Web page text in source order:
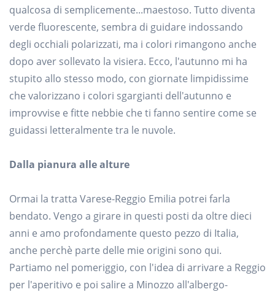
qualcosa di semplicemente...maestoso. Tutto diventa
verde fluorescente, sembra di guidare indossando
degli occhiali polarizzati, ma i colori rimangono anche
dopo aver sollevato la visiera. Ecco, l'autunno mi ha
stupito allo stesso modo, con giornate limpidissime
che valorizzano i colori sgargianti dell'autunno e
improvvise e fitte nebbie che ti fanno sentire come se
guidassi letteralmente tra le nuvole.
Dalla pianura alle alture
Ormai la tratta Varese-Reggio Emilia potrei farla
bendato. Vengo a girare in questi posti da oltre dieci
anni e amo profondamente questo pezzo di Italia,
anche perchè parte delle mie origini sono qui.
Partiamo nel pomeriggio, con l'idea di arrivare a Reggio
per l'aperitivo e poi salire a Minozzo all'albergo-